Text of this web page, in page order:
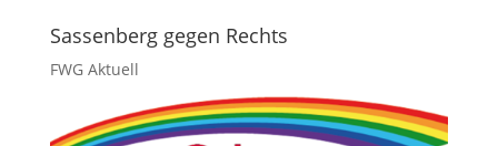
Sassenberg gegen Rechts
FWG Aktuell